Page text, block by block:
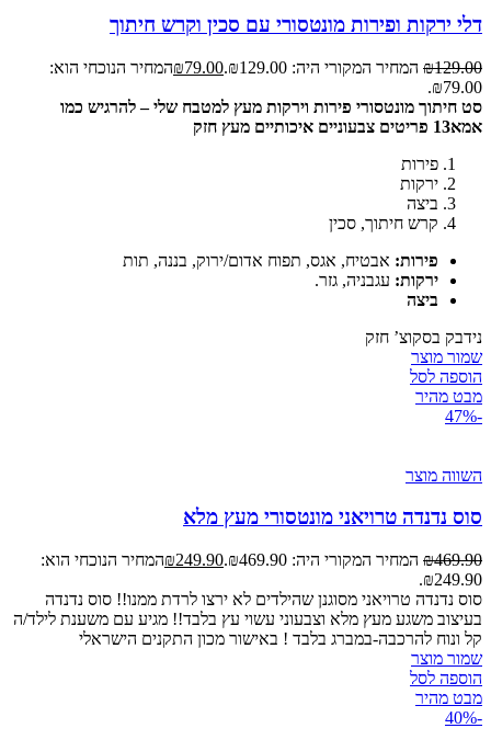
דלי ירקות ופירות מונטסורי עם סכין וקרש חיתוך
₪129.00 המחיר המקורי היה: ₪129.00. ₪79.00
המחיר הנוכחי הוא:
₪79.00.
סט חיתוך מונטסורי פירות וירקות מעץ למטבח שלי – להרגיש כמו
אמא13 פריטים צבעוניים איכותיים מעץ חזק
פירות
ירקות
ביצה
קרש חיתוך, סכין
פירות: אבטיח, אגס, תפוח אדום/ירוק, בננה, תות
ירקות: עגבניה, גזר.
ביצה
נידבק בסקוצ’ חזק
שמור מוצר
הוספה לסל
מבט מהיר
-47%
השווה מוצר
סוס נדנדה טרויאני מונטסורי מעץ מלא
₪469.90 המחיר המקורי היה: ₪469.90. ₪249.90
המחיר הנוכחי הוא:
₪249.90.
סוס נדנדה טרויאני מסוגנן שהילדים לא ירצו לרדת ממנו!! סוס נדנדה
בעיצוב משגע מעץ מלא וצבעוני עשוי עץ בלבד!! מגיע עם משענת לילד/ה
קל ונוח להרכבה-במברג בלבד ! באישור מכון התקנים הישראלי
שמור מוצר
הוספה לסל
מבט מהיר
-40%